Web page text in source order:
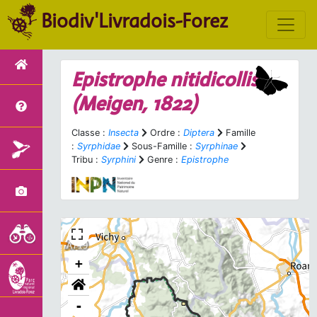
Biodiv'Livradois-Forez
Epistrophe nitidicollis
(Meigen, 1822)
Classe : Insecta Ordre : Diptera
Famille
: Syrphidae Sous-Famille : Syrphinae
Tribu : Syrphini Genre : Epistrophe
+
-